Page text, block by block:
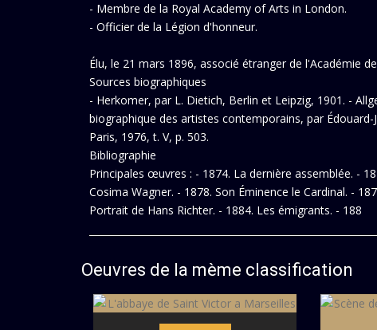
- Membre de la Royal Academy of Arts in London.
- Officier de la Légion d'honneur.
Élu, le 21 mars 1896, associé étranger de l'Académie
Sources biographiques
- Herkomer, par L. Dietich, Berlin et Leipzig, 1901. -
biographique des artistes contemporains, par
Paris, 1976, t. V, p. 503.
Bibliographie
Principales œuvres : - 1874. La dernière assemblée. -
Cosima Wagner. - 1878. Son Éminence le Cardinal. -
Portrait de Hans Richter. - 1884. Les émigrants. - 188
Oeuvres de la mème classification